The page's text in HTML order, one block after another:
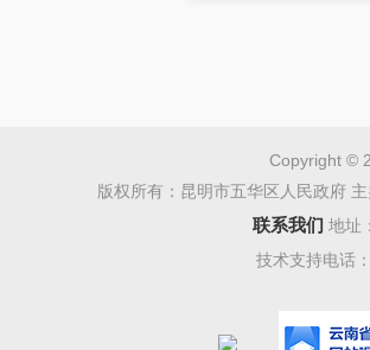
Copyright ©
版权所有：昆明市五华区人民政府
联系我们 地址
技术支持电话